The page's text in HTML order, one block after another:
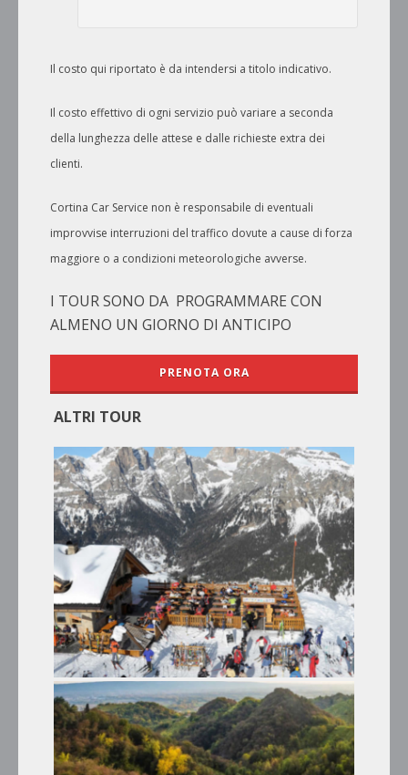
Il costo qui riportato è da intendersi a titolo indicativo.
Il costo effettivo di ogni servizio può variare a seconda
della lunghezza delle attese e dalle richieste extra dei
clienti.
Cortina Car Service non è responsabile di eventuali
improvvise interruzioni del traffico dovute a cause di forza
maggiore o a condizioni meteorologiche avverse.
I TOUR SONO DA PROGRAMMARE CON
ALMENO UN GIORNO DI ANTICIPO
PRENOTA ORA
ALTRI TOUR
LE PISTE DA SCI E IL DOLOMITI
SUPERSKI
Tour Invernali